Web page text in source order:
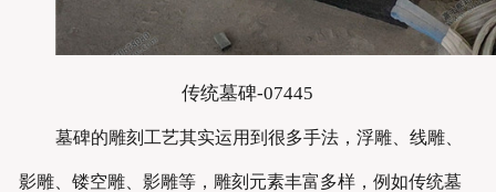
传统墓碑-07445
墓碑的雕刻工艺其实运用到很多手法，浮雕、线雕、
影雕、镂空雕、影雕等，雕刻元素丰富多样，例如传统墓